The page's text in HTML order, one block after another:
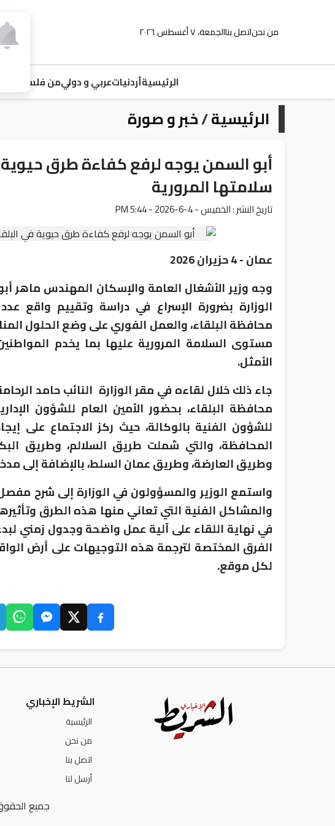
من نحناتصل بناالجمعة، ٧ أغسطس ٢٠٢٦
الرئيسيةأردنياتعربي و دوليمن فلسطين
الرئيسية/خبر و صورة
أبو السمن يوجه لرفع كفاءة طرق
سلامتها المرورية
تاريخ النشر : الخميس - 4-6-2026 - 5:44 PM
عمان - 4 حزيران 2026
وجه وزير الأشغال العامة والإسكان المهندس ماهر
الوزارة بضرورة الإسراع في دراسة وتقييم واقع
محافظة البلقاء، والعمل الفوري على وضع الحلول
مستوى السلامة المرورية عليها بما يخدم
الأمثل.
جاء ذلك خلال لقاءه في مقر الوزارة النائب حامد
محافظة البلقاء، بحضور الأمين العام للشؤون
للشؤون الفنية بالوكالة، حيث ركز الاجتماع على
المحافظة، والتي شملت طريق السلالم، وطريق
وطريق العارضة، وطريق عمان السلط، بالإضافة إلى
واستمع الوزير والمسؤولون في الوزارة إلى شرح
والمشاكل الفنية التي تعاني منها هذه الطرق
في نهاية اللقاء على آلية عمل واضحة وجدول زمني
الفرق المختصة لترجمة هذه التوجيهات على أرض
لكل موقع.
الشريط الإخباري
الرئيسية
من نحن
اتصل بنا
أرسل لنا
جميع